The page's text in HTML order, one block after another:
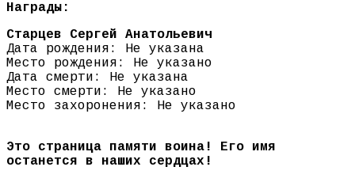
Награды:
Старцев Сергей Анатольевич
Дата рождения: Не указана
Место рождения: Не указано
Дата смерти: Не указана
Место смерти: Не указано
Место захоронения: Не указано
Это страница памяти воина! Его имя
останется в наших сердцах!